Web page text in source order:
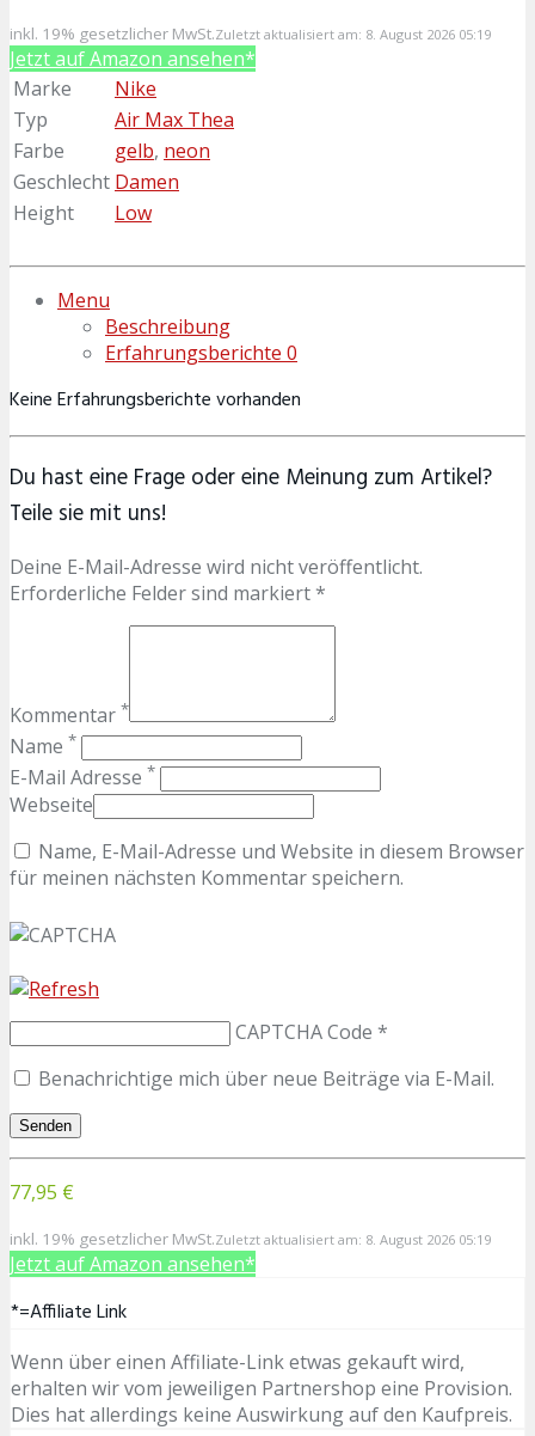
inkl. 19% gesetzlicher MwSt.Zuletzt aktualisiert am: 8. August 2026 05:19
Jetzt auf Amazon ansehen*
Marke
Nike
Typ
Air Max Thea
Farbe
gelb, neon
Geschlecht Damen
Height
Low
Menu
Beschreibung
Erfahrungsberichte 0
Keine Erfahrungsberichte vorhanden
Du hast eine Frage oder eine Meinung zum Artikel?
Teile sie mit uns!
Deine E-Mail-Adresse wird nicht veröffentlicht.
Erforderliche Felder sind markiert *
Kommentar *
Name *
E-Mail Adresse *
Webseite
Name, E-Mail-Adresse und Website in diesem Browser
für meinen nächsten Kommentar speichern.
CAPTCHA Code *
Benachrichtige mich über neue Beiträge via E-Mail.
77,95 €
inkl. 19% gesetzlicher MwSt.Zuletzt aktualisiert am: 8. August 2026 05:19
Jetzt auf Amazon ansehen*
*=Affiliate Link
Wenn über einen Affiliate-Link etwas gekauft wird,
erhalten wir vom jeweiligen Partnershop eine Provision.
Dies hat allerdings keine Auswirkung auf den Kaufpreis.